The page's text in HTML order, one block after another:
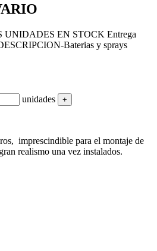
UNIDADES EN STOCK Entrega
Baterias y sprays
unidades +
imprescindible para el montaje de
realismo una vez instalados.